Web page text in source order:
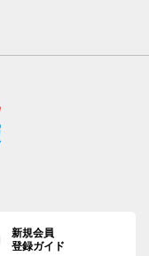
新規会員
登録ガイド